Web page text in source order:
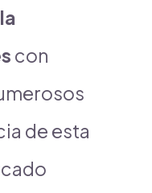
con
de esta